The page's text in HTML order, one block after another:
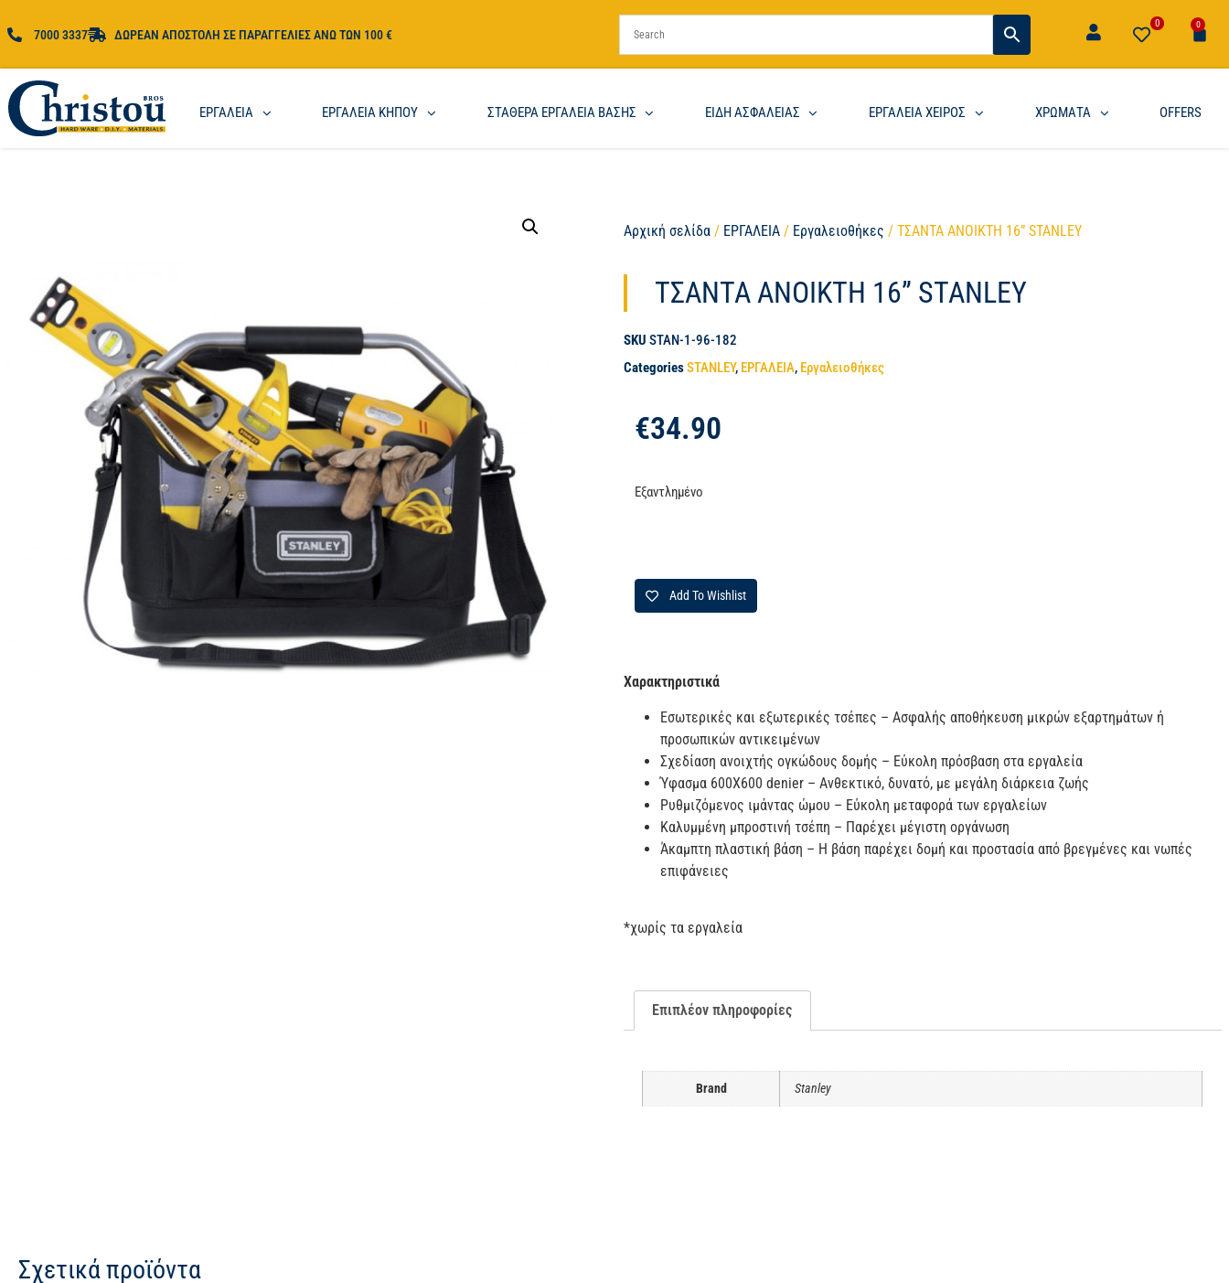
7000 3337 ΔΩΡΕΑΝ ΑΠΟΣΤΟΛΗ ΣΕ ΠΑΡΑΓΓΕΛΙΕΣ ΑΝΩ ΤΩΝ 100 €
0 0
ΕΡΓΑΛΕΙΑ ΕΡΓΑΛΕΙΑ ΚΗΠΟΥ ΣΤΑΘΕΡΑ ΕΡΓΑΛΕΙΑ ΒΑΣΗΣ ΕΙΔΗ ΑΣΦΑΛΕΙΑΣ ΕΡΓΑΛΕΙΑ ΧΕΙΡΟΣ ΧΡΩΜΑΤΑ OFFERS
Αρχική σελίδα / ΕΡΓΑΛΕΙΑ / Εργαλειοθήκες / ΤΣΑΝΤΑ ΑΝΟΙΚΤΗ 16” STANLEY
ΤΣΑΝΤΑ ΑΝΟΙΚΤΗ 16” STANLEY
SKUSTAN-1-96-182
CategoriesSTANLEY, ΕΡΓΑΛΕΙΑ, Εργαλειοθήκες
€34.90
Εξαντλημένο
Add To Wishlist
Χαρακτηριστικά
Εσωτερικές και εξωτερικές τσέπες – Ασφαλής αποθήκευση μικρών εξαρτημάτων ή
προσωπικών αντικειμένων
Σχεδίαση ανοιχτής ογκώδους δομής – Εύκολη πρόσβαση στα εργαλεία
Ύφασμα 600X600 denier – Ανθεκτικό, δυνατό, με μεγάλη διάρκεια ζωής
Ρυθμιζόμενος ιμάντας ώμου – Εύκολη μεταφορά των εργαλείων
Καλυμμένη μπροστινή τσέπη – Παρέχει μέγιστη οργάνωση
Άκαμπτη πλαστική βάση – Η βάση παρέχει δομή και προστασία από βρεγμένες και νωπές
επιφάνειες
*χωρίς τα εργαλεία
Επιπλέον πληροφορίες
Brand Stanley
Σχετικά προϊόντα